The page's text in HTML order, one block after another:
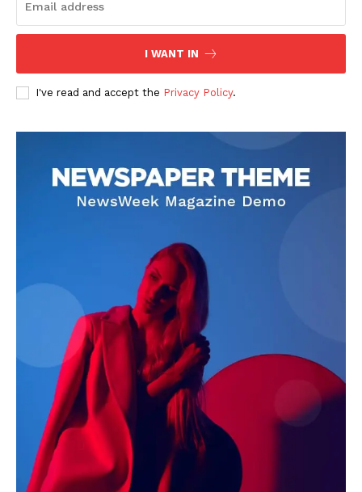
DOWNLOAD NOW
AIN NEWS 1
Contact Us
About Us
Privacy Policy
Terms of Use Agreement
Facebook
X WhatsApp
Share
I WANT IN
I've read and accept the Privacy Policy.